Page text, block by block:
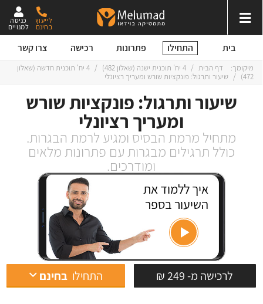
כניסה
למנויים
לייעוץ
בחינם
בית התחילו פתרונות רכישה צרו קשר
שיעור ותרגול: פונקציות שורש
ומעריך רציונלי
מתחיל מרמת הבסיס ומגיע לרמת הבגרות.
כולל תרגילים מבגרות עם פתרונות מלאים
ומודרכים.
לרכישה מ- 249 ₪ התחילובחינם
איך ללמוד את
השיעור בספר
מיקומך: דף הבית / 4 יח' תוכנית ישנה (שאלון 482 )
/ 4 יח' תוכנית חדשה (שאלון
472
)
/ שיעור ותרגול: פונקציות שורש ומעריך רציונלי